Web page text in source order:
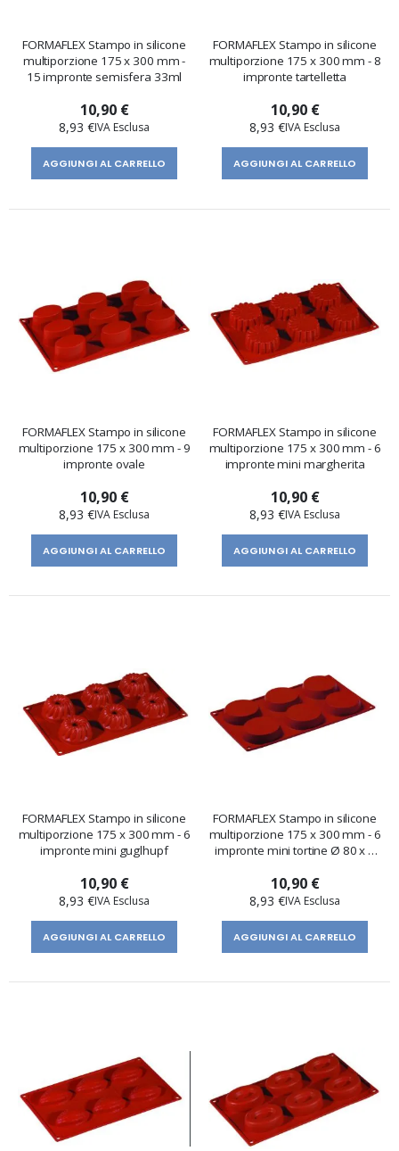
FORMAFLEX Stampo in silicone
multiporzione 175 x 300 mm -
15 impronte semisfera 33ml
10,90 €
8,93 €
AGGIUNGI AL CARRELLO
FORMAFLEX Stampo in silicone
multiporzione 175 x 300 mm - 8
impronte tartelletta
10,90 €
8,93 €
AGGIUNGI AL CARRELLO
FORMAFLEX Stampo in silicone
multiporzione 175 x 300 mm - 9
impronte ovale
10,90 €
8,93 €
AGGIUNGI AL CARRELLO
FORMAFLEX Stampo in silicone
multiporzione 175 x 300 mm - 6
impronte mini margherita
10,90 €
8,93 €
AGGIUNGI AL CARRELLO
FORMAFLEX Stampo in silicone
multiporzione 175 x 300 mm - 6
impronte mini guglhupf
10,90 €
8,93 €
AGGIUNGI AL CARRELLO
FORMAFLEX Stampo in silicone
multiporzione 175 x 300 mm - 6
impronte mini tortine Ø 80 x h
10,90 €
8,93 €
AGGIUNGI AL CARRELLO